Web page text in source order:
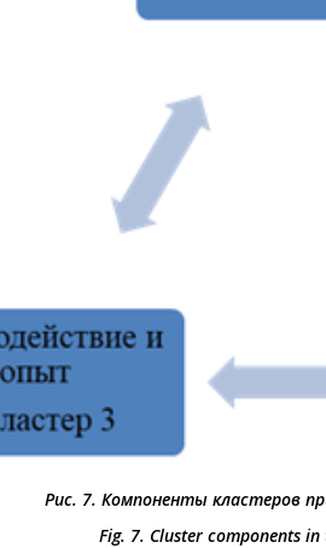
Рис. 7. Компоненты кластеров
Fig. 7. Cluster components